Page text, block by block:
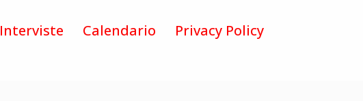
Interviste Calendario Privacy Policy